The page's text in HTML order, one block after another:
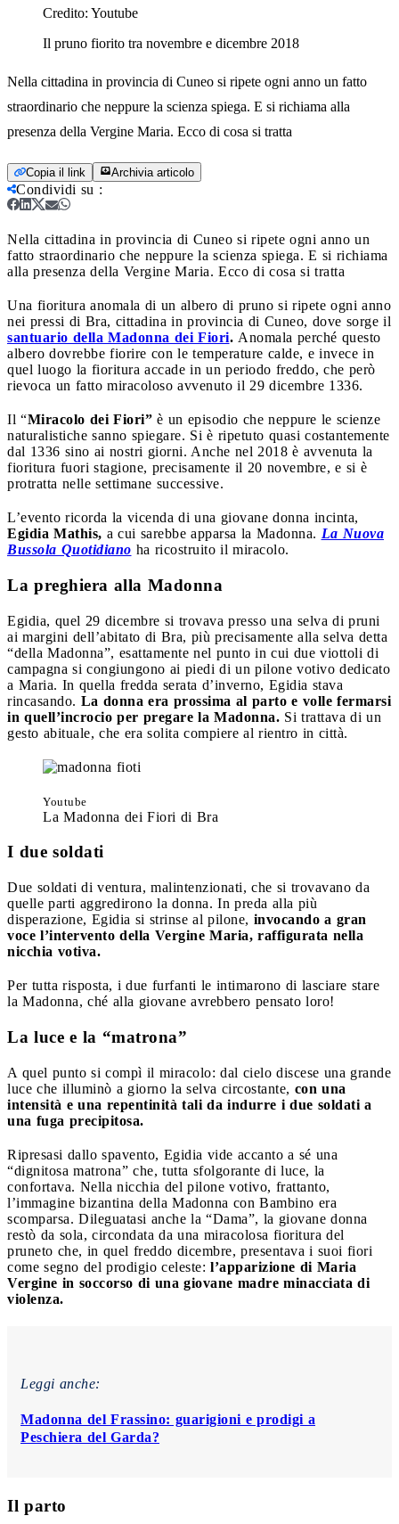
Credito: Youtube
Il pruno fiorito tra novembre e dicembre 2018
Nella cittadina in provincia di Cuneo si ripete ogni anno un fatto
straordinario che neppure la scienza spiega. E si richiama alla
presenza della Vergine Maria. Ecco di cosa si tratta
Copia il link Archivia articolo
Condividi su :
Nella cittadina in provincia di Cuneo si ripete ogni anno un
fatto straordinario che neppure la scienza spiega. E si richiama
alla presenza della Vergine Maria. Ecco di cosa si tratta
Una fioritura anomala di un albero di pruno si ripete ogni anno
nei pressi di Bra, cittadina in provincia di Cuneo, dove sorge il
santuario della Madonna dei Fiori. Anomala perché questo
albero dovrebbe fiorire con le temperature calde, e invece in
quel luogo la fioritura accade in un periodo freddo, che però
rievoca un fatto miracoloso avvenuto il 29 dicembre 1336.
Il “Miracolo dei Fiori” è un episodio che neppure le scienze
naturalistiche sanno spiegare. Si è ripetuto quasi costantemente
dal 1336 sino ai nostri giorni. Anche nel 2018 è avvenuta la
fioritura fuori stagione, precisamente il 20 novembre, e si è
protratta nelle settimane successive.
L’evento ricorda la vicenda di una giovane donna incinta,
Egidia Mathis, a cui sarebbe apparsa la Madonna. La Nuova
Bussola Quotidiano ha ricostruito il miracolo.
La preghiera alla Madonna
Egidia, quel 29 dicembre si trovava presso una selva di pruni
ai margini dell’abitato di Bra, più precisamente alla selva detta
“della Madonna”, esattamente nel punto in cui due viottoli di
campagna si congiungono ai piedi di un pilone votivo dedicato
a Maria. In quella fredda serata d’inverno, Egidia stava
rincasando. La donna era prossima al parto e volle fermarsi
in quell’incrocio per pregare la Madonna. Si trattava di un
gesto abituale, che era solita compiere al rientro in città.
Youtube
La Madonna dei Fiori di Bra
I due soldati
Due soldati di ventura, malintenzionati, che si trovavano da
quelle parti aggredirono la donna. In preda alla più
disperazione, Egidia si strinse al pilone, invocando a gran
voce l’intervento della Vergine Maria, raffigurata nella
nicchia votiva.
Per tutta risposta, i due furfanti le intimarono di lasciare stare
la Madonna, ché alla giovane avrebbero pensato loro!
La luce e la “matrona”
A quel punto si compì il miracolo: dal cielo discese una grande
luce che illuminò a giorno la selva circostante, con una
intensità e una repentinità tali da indurre i due soldati a
una fuga precipitosa.
Ripresasi dallo spavento, Egidia vide accanto a sé una
“dignitosa matrona” che, tutta sfolgorante di luce, la
confortava. Nella nicchia del pilone votivo, frattanto,
l’immagine bizantina della Madonna con Bambino era
scomparsa. Dileguatasi anche la “Dama”, la giovane donna
restò da sola, circondata da una miracolosa fioritura del
pruneto che, in quel freddo dicembre, presentava i suoi fiori
come segno del prodigio celeste: l’apparizione di Maria
Vergine in soccorso di una giovane madre minacciata di
violenza.
Leggi anche:
Madonna del Frassino: guarigioni e prodigi a
Peschiera del Garda?
Il parto